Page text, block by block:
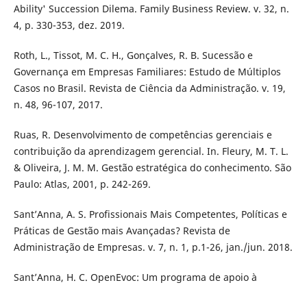
Ability' Succession Dilema. Family Business Review. v. 32, n.
4, p. 330-353, dez. 2019.
Roth, L., Tissot, M. C. H., Gonçalves, R. B. Sucessão e
Governança em Empresas Familiares: Estudo de Múltiplos
Casos no Brasil. Revista de Ciência da Administração. v. 19,
n. 48, 96-107, 2017.
Ruas, R. Desenvolvimento de competências gerenciais e
contribuição da aprendizagem gerencial. In. Fleury, M. T. L.
& Oliveira, J. M. M. Gestão estratégica do conhecimento. São
Paulo: Atlas, 2001, p. 242-269.
Sant’Anna, A. S. Profissionais Mais Competentes, Políticas e
Práticas de Gestão mais Avançadas? Revista de
Administração de Empresas. v. 7, n. 1, p.1-26, jan./jun. 2018.
Sant’Anna, H. C. OpenEvoc: Um programa de apoio à